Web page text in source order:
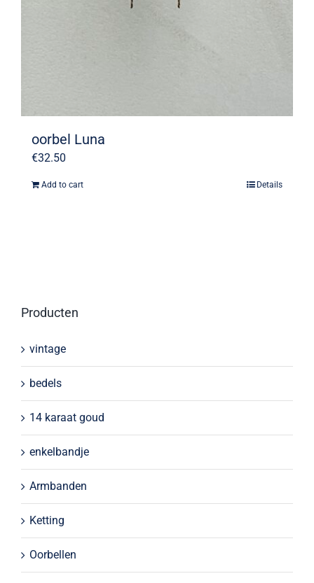
oorbel Luna
€32.50
Add to cart Details
Producten
vintage
bedels
14 karaat goud
enkelbandje
Armbanden
Ketting
Oorbellen